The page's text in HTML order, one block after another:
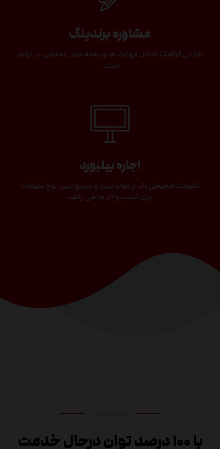
مشاوره برندینگ
طراحی گرافیک شامل مهارت ها و رشته های مختلفی در تولید
است.
اجاره بیلبورد
تبلیغات محیطی یک از موثر ترین و سریع ترین نوع تبلیغات
برای کسب و کار ها می باشد
با ۱۰۰ درصد توان درحال خدمت